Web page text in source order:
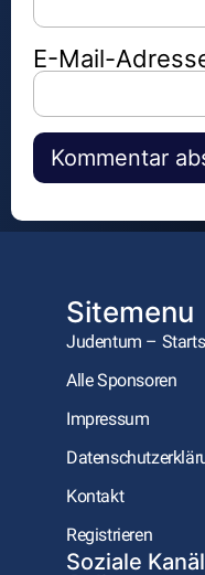
E-Mail-
Alternative:
Sitemenu
Judentum –
Alle Sponsoren
Impressum
Kontakt
Registrieren
Soziale